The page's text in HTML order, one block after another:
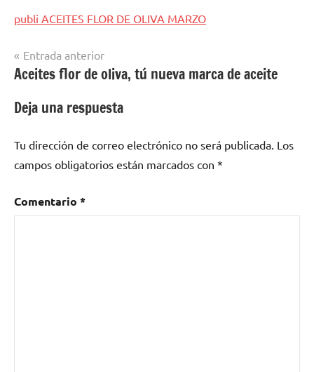
publi ACEITES FLOR DE OLIVA MARZO
Navegación
de
entradas
Entrada anterior
Aceites flor de oliva, tú nueva marca de aceite
Deja una respuesta
Tu dirección de correo electrónico no será publicada. Los
campos obligatorios están marcados con *
Comentario *